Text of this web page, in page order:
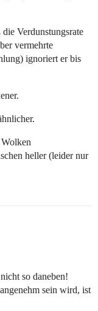
Verdunstungsrate
vermehrte
ignoriert er bis
heller (leider nur
so daneben!
sein wird, ist